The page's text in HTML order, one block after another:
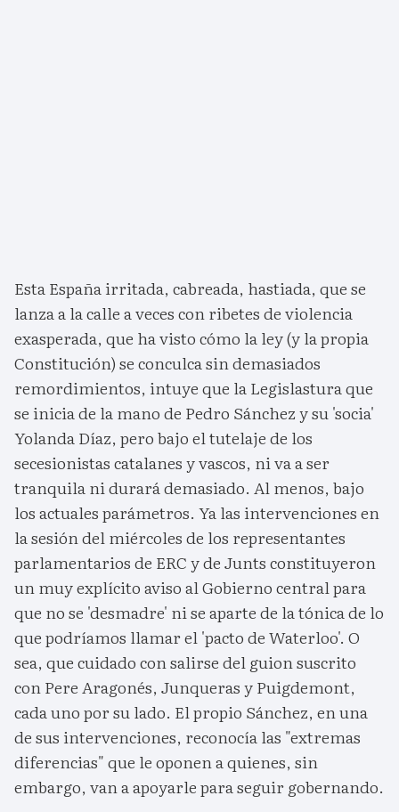
Esta España irritada, cabreada, hastiada, que se
lanza a la calle a veces con ribetes de violencia
exasperada, que ha visto cómo la ley (y la propia
Constitución) se conculca sin demasiados
remordimientos, intuye que la Legislastura que
se inicia de la mano de Pedro Sánchez y su 'socia'
Yolanda Díaz, pero bajo el tutelaje de los
secesionistas catalanes y vascos, ni va a ser
tranquila ni durará demasiado. Al menos, bajo
los actuales parámetros. Ya las intervenciones en
la sesión del miércoles de los representantes
parlamentarios de ERC y de Junts constituyeron
un muy explícito aviso al Gobierno central para
que no se 'desmadre' ni se aparte de la tónica de lo
que podríamos llamar el 'pacto de Waterloo'. O
sea, que cuidado con salirse del guion suscrito
con Pere Aragonés, Junqueras y Puigdemont,
cada uno por su lado. El propio Sánchez, en una
de sus intervenciones, reconocía las "extremas
diferencias" que le oponen a quienes, sin
embargo, van a apoyarle para seguir gobernando.